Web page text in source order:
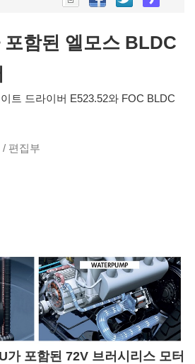
함된 엘모스 BLDC
트 드라이버 E523.52와 FOC BLDC
/ 편집부
가 포함된 72V 브러시리스 모터